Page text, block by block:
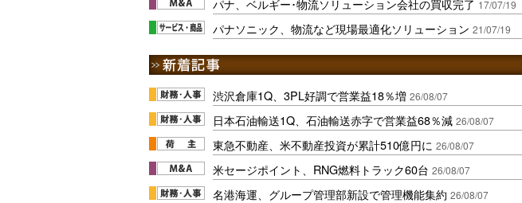
パナ、ベルギー･物流ソリューション会社の買収完了 17/07/19
パナソニック、物流など現場最適化ソリューション 21/07/19
渋沢倉庫1Q、3PL好調で営業益18％増 26/08/07
日本石油輸送1Q、石油輸送赤字で営業益68％減 26/08/07
東急不動産、米不動産投資が累計510億円に 26/08/07
米セージポイント、RNG燃料トラック60台 26/08/07
名港海運、グループ管理部新設で管理機能集約 26/08/07